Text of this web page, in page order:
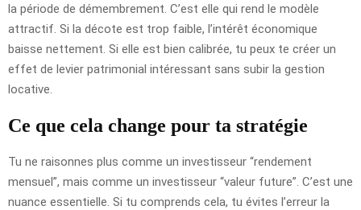
la période de démembrement. C’est elle qui rend le modèle
attractif. Si la décote est trop faible, l’intérêt économique
baisse nettement. Si elle est bien calibrée, tu peux te créer un
effet de levier patrimonial intéressant sans subir la gestion
locative.
Ce que cela change pour ta stratégie
Tu ne raisonnes plus comme un investisseur “rendement
mensuel”, mais comme un investisseur “valeur future”. C’est une
nuance essentielle. Si tu comprends cela, tu évites l’erreur la